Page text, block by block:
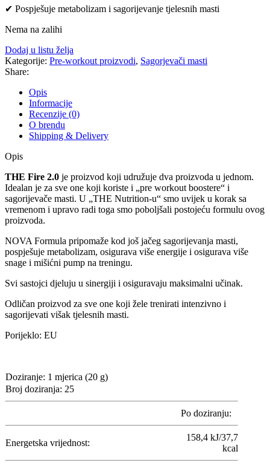
✔ Pospješuje metabolizam i sagorijevanje tjelesnih masti
Nema na zalihi
Dodaj u listu želja
Kategorije: Pre-workout proizvodi, Sagorjevači masti
Share:
Opis
Informacije
Recenzije (0)
O brendu
Shipping & Delivery
Opis
THE Fire 2.0 je proizvod koji udružuje dva proizvoda u jednom.
Idealan je za sve one koji koriste i „pre workout boostere“ i
sagorijevače masti. U „THE Nutrition-u“ smo uvijek u korak sa
vremenom i upravo radi toga smo poboljšali postojeću formulu ovog
proizvoda.
NOVA Formula pripomaže kod još jačeg sagorijevanja masti,
pospješuje metabolizam, osigurava više energije i osigurava više
snage i mišićni pump na treningu.
Svi sastojci djeluju u sinergiji i osiguravaju maksimalni učinak.
Odličan proizvod za sve one koji žele trenirati intenzivno i
sagorijevati višak tjelesnih masti.
Porijeklo: EU
Doziranje: 1 mjerica (20 g)
Broj doziranja: 25
Po doziranju:
Energetska vrijednost:
158,4 kJ/37,7
kcal